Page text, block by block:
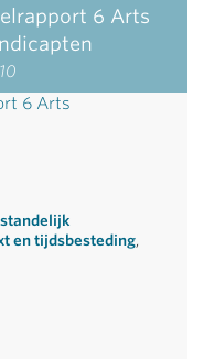
6 Arts
6 Arts
en tijdsbesteding,